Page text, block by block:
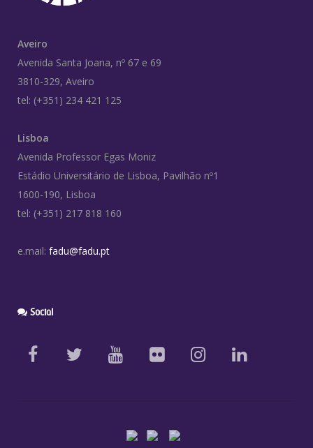
Aveiro
Avenida Santa Joana, nº 67 e 69
3810-329, Aveiro
tel: (+351) 234 421 125
Lisboa
Avenida Professor Egas Moniz
Estádio Universitário de Lisboa, Pavilhão nº1
1600-190, Lisboa
tel: (+351) 217 818 160
e.mail: fadu@fadu.pt
Social